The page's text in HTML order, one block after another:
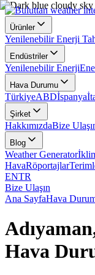
Ürünler
Yenilenebilir Enerji
Endüstriler
Yenilenebilir Enerji
Hava Durumu
TürkiyeABDİspanya
Şirket
HakkımızdaBize
Blog
Weather Generator
HavaRöportajlar
ENTR
Bize Ulaşın
Ana SayfaHava
Hava